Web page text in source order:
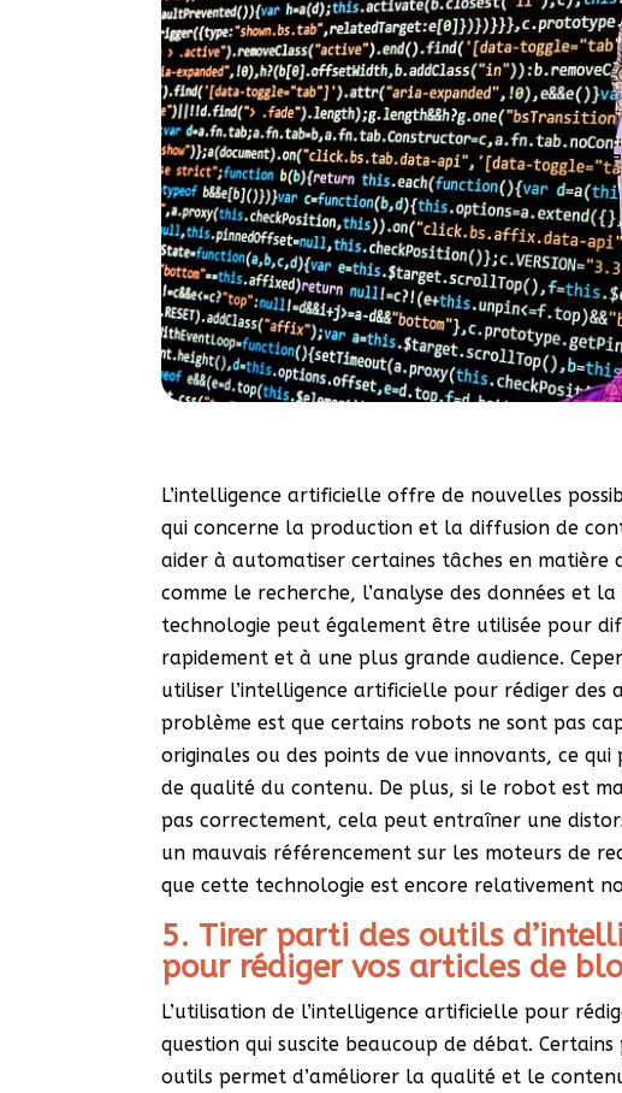
L’intelligence artificielle offre de nouvelles
qui concerne la production et la diffusion de
aider à automatiser certaines tâches en matière
comme le recherche, l’analyse des données et
technologie peut également être utilisée pour
rapidement et à une plus grande audience.
utiliser l’intelligence artificielle pour rédiger des
problème est que certains robots ne sont pas
originales ou des points de vue innovants, ce
de qualité du contenu. De plus, si le robot est
pas correctement, cela peut entraîner une
un mauvais référencement sur les moteurs de
que cette technologie est encore relativement
5. Tirer parti des outils
pour rédiger vos articles de
L’utilisation de l’intelligence artificielle pour
question qui suscite beaucoup de débat.
outils permet d’améliorer la qualité et le